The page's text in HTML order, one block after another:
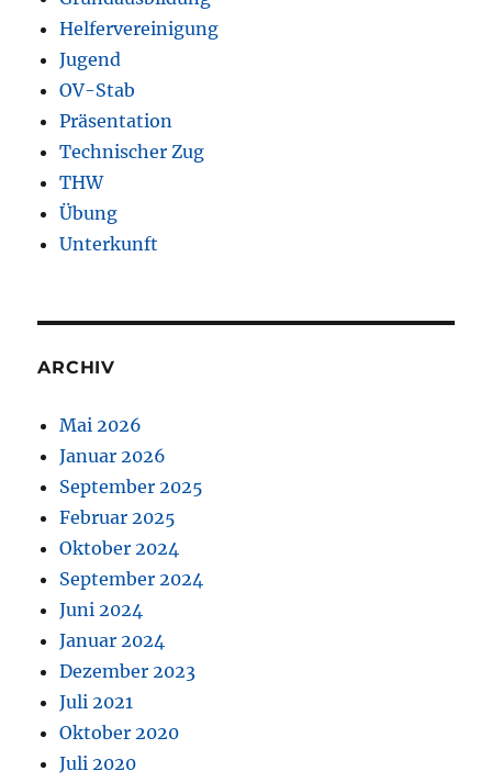
Helfervereinigung
Jugend
OV-Stab
Präsentation
Technischer Zug
THW
Übung
Unterkunft
ARCHIV
Mai 2026
Januar 2026
September 2025
Februar 2025
Oktober 2024
September 2024
Juni 2024
Januar 2024
Dezember 2023
Juli 2021
Oktober 2020
Juli 2020